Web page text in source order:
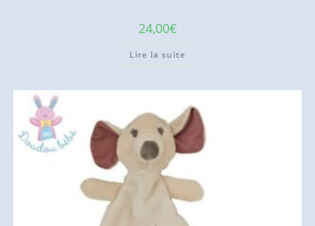
24,00€
Lire la suite